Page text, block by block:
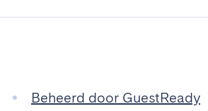
Beheerd door GuestReady